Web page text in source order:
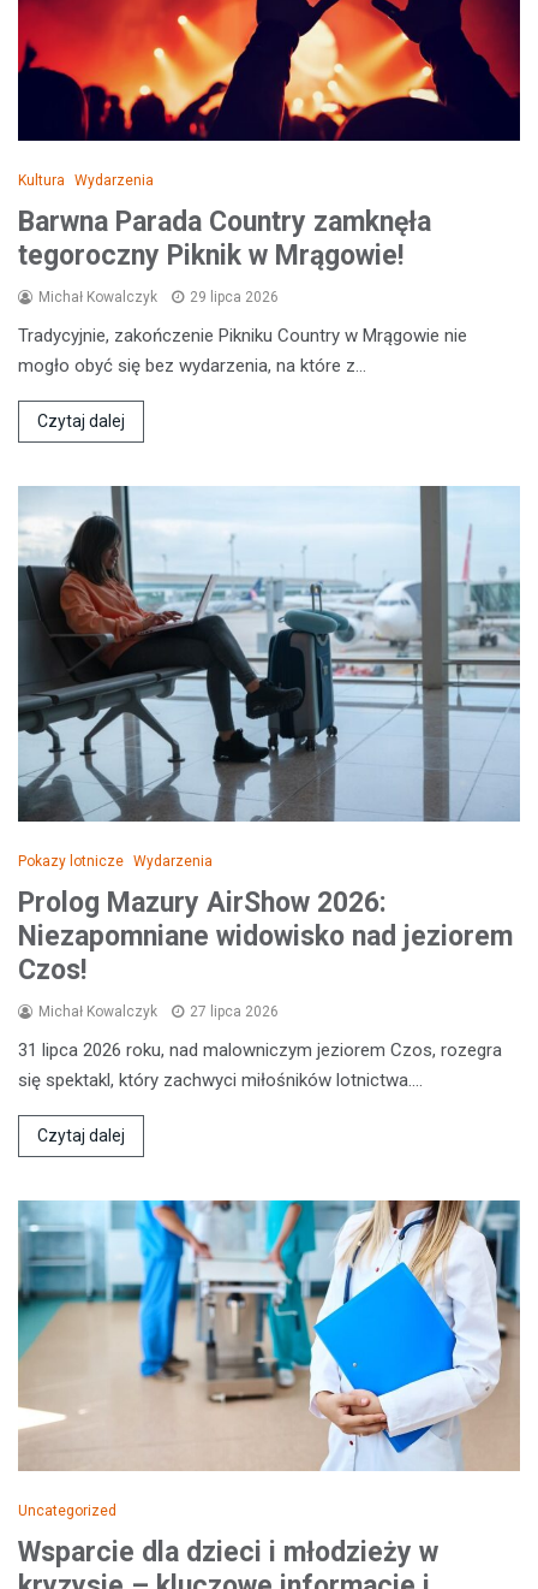
Kultura Wydarzenia
Barwna Parada Country zamknęła
tegoroczny Piknik w Mrągowie!
Michał Kowalczyk 29 lipca 2026
Tradycyjnie, zakończenie Pikniku Country w Mrągowie nie
mogło obyć się bez wydarzenia, na które z…
Czytaj dalej
Pokazy lotnicze Wydarzenia
Prolog Mazury AirShow 2026:
Niezapomniane widowisko nad jeziorem
Czos!
Michał Kowalczyk 27 lipca 2026
31 lipca 2026 roku, nad malowniczym jeziorem Czos, rozegra
się spektakl, który zachwyci miłośników lotnictwa.…
Czytaj dalej
Uncategorized
Wsparcie dla dzieci i młodzieży w